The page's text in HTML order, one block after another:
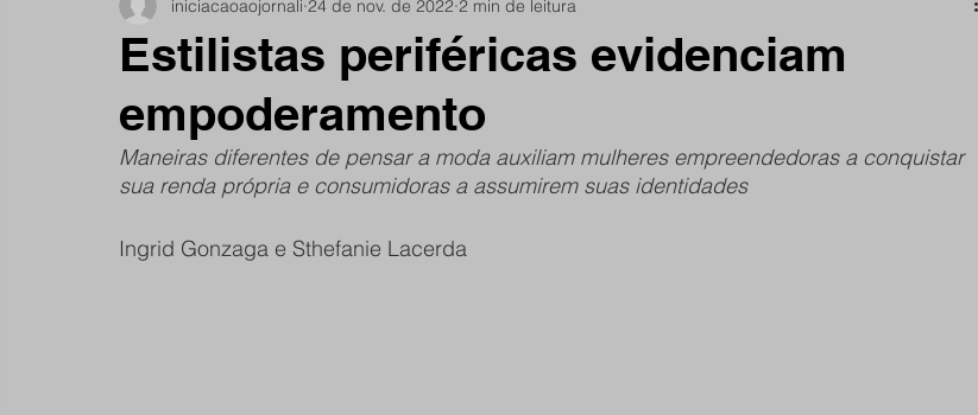
Notícias do Jardim São Remo Debate Comunidade
São Remano Entrevista Mulheres
Estilistas periféricas evidenciam
empoderamento
iniciacaoaojornali 24 de nov. de 2022 2 min de leitura
Maneiras diferentes de pensar a moda auxiliam mulheres empreendedoras a conquistar
sua renda própria e consumidoras a assumirem suas identidades
Ingrid Gonzaga e Sthefanie Lacerda